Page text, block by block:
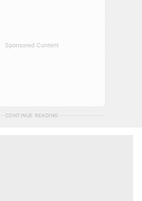
Sponsored Content
CONTINUE READING